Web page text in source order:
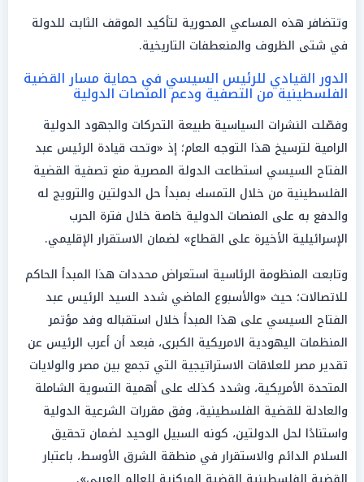
وتتضافر هذه المساعي المحورية لتأكيد الموقف الثابت للدولة
في شتى الظروف والمنعطفات التاريخية.
الدور القيادي للرئيس السيسي في حماية مسار القضية
الفلسطينية من التصفية ودعم المنصات الدولية
وفصّلت النشرات السياسية طبيعة التحركات والجهود الدولية
الرامية لترسيخ هذا التوجه العام؛ إذ «وتحت قيادة الرئيس عبد
الفتاح السيسي استطاعت الدولة المصرية منع تصفية القضية
الفلسطينية من خلال التمسك بمبدأ حل الدولتين والترويج له
والدفع به على المنصات الدولية خاصة خلال فترة الحرب
الإسرائيلية الأخيرة على القطاع» لضمان الاستقرار الإقليمي.
وتابعت المنظومة الرئاسية استعراض محددات هذا المبدأ الحاكم
للاتصالات؛ حيث «والأسبوع الماضي شدد السيد الرئيس عبد
الفتاح السيسي على هذا المبدأ خلال استقباله وفد مؤتمر
المنظمات اليهودية الامريكية الكبرى، فبعد أن أعرب الرئيس عن
تقدير مصر للعلاقات الاستراتيجية التي تجمع بين مصر والولايات
المتحدة الأمريكية، وشدد كذلك على أهمية التسوية الشاملة
والعادلة للقضية الفلسطينية، وفق مقررات الشرعية الدولية
واستنادًا لحل الدولتين، كونه السبيل الوحيد لضمان تحقيق
السلام الدائم والاستقرار في منطقة الشرق الأوسط، باعتبار